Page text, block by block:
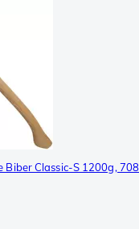
Biber Classic-S 1200g,